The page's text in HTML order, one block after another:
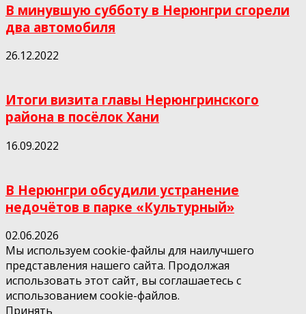
В минувшую субботу в Нерюнгри сгорели
два автомобиля
26.12.2022
Итоги визита главы Нерюнгринского
района в посёлок Хани
16.09.2022
В Нерюнгри обсудили устранение
недочётов в парке «Культурный»
02.06.2026
Мы используем cookie-файлы для наилучшего
представления нашего сайта. Продолжая
использовать этот сайт, вы соглашаетесь с
использованием cookie-файлов.
Принять